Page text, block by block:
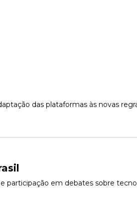
das plataformas às novas
participação em debates sobre